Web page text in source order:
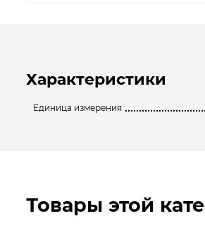
Характеристики
Единица измерения
Товары этой